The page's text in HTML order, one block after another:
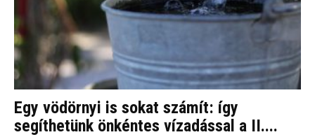
Egy vödörnyi is sokat számít: így
segíthetünk önkéntes vízadással a II....